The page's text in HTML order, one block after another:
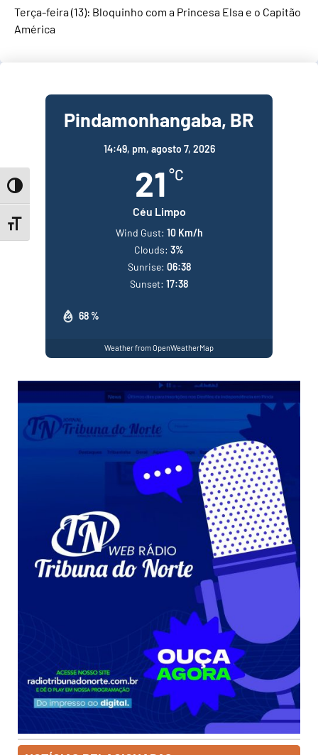
Toggle High Contrast
Toggle Font size
Terça-feira (13): Bloquinho com a Princesa Elsa e o Capitão
América
Pindamonhangaba, BR
14:49, pm, agosto 7, 2026
21 °C
Céu Limpo
68 %
Wind Gust: 10 Km/h
Clouds: 3%
Sunrise: 06:38
Sunset: 17:38
Weather from OpenWeatherMap